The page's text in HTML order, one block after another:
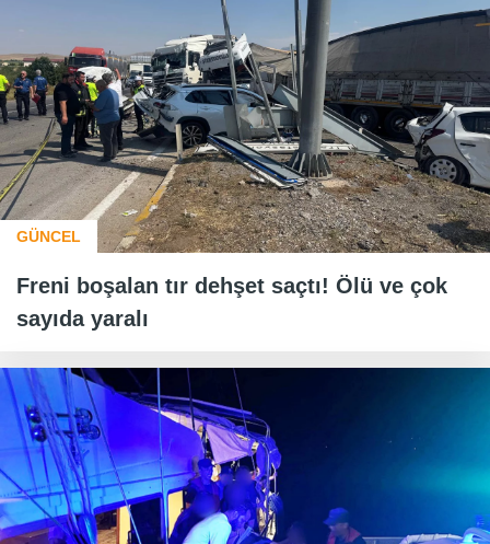
GÜNCEL
Freni boşalan tır dehşet saçtı! Ölü ve çok
sayıda yaralı